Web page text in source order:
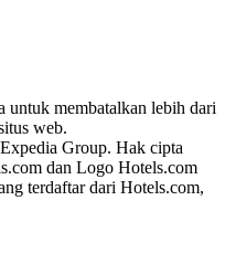
untuk membatalkan lebih dari
web.
Group. Hak cipta
dan Logo Hotels.com
terdaftar dari Hotels.com,